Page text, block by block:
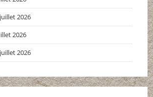
2026
2026
2026